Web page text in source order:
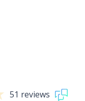
51 reviews